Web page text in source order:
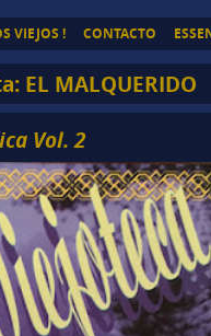
VIEJOS ! CONTACTO
EL MALQUERIDO
Vol. 2